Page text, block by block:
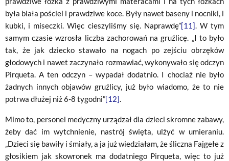
była biała pościel i prawdziwe koce. Były nawet baseny i nocniki, i
kubki, i miseczki. Więc cieszyliśmy się. Naprawdę”[11]. W tym
samym czasie wzrosła liczba zachorowań na gruźlicę. „I to było
tak, że jak dziecko stawało na nogach po zejściu obrzęków
głodowych i nawet zaczynało rozmawiać, wykonywało się odczyn
Pirqueta. A ten odczyn – wypadał dodatnio. I chociaż nie było
żadnych innych objawów gruźlicy, już było wiadomo, że to nie
potrwa dłużej niż 6-8 tygodni”[12].
Mimo to, personel medyczny urządzał dla dzieci skromne zabawy,
żeby dać im wytchnienie, nastrój święta, ulżyć w umieraniu.
„Dzieci się bawiły i śmiały, a ja już wiedziałam, że śliczna Fajgełe z
głosikiem jak skowronek ma dodatniego Pirqueta, więc to już